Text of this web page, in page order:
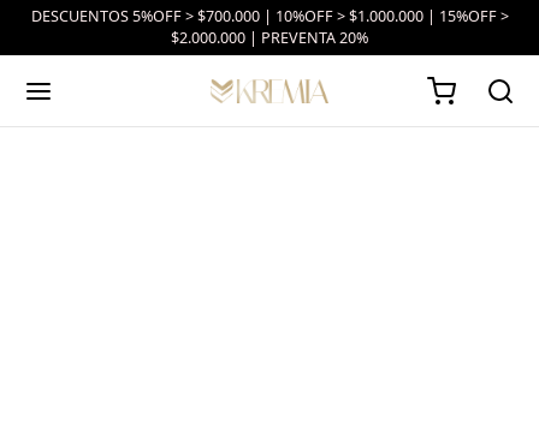
DESCUENTOS 5%OFF > $700.000 | 10%OFF > $1.000.000 | 15%OFF >
$2.000.000 | PREVENTA 20%